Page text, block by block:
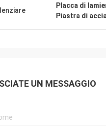
Placca di
Piastra di
UN MESSAGGIO